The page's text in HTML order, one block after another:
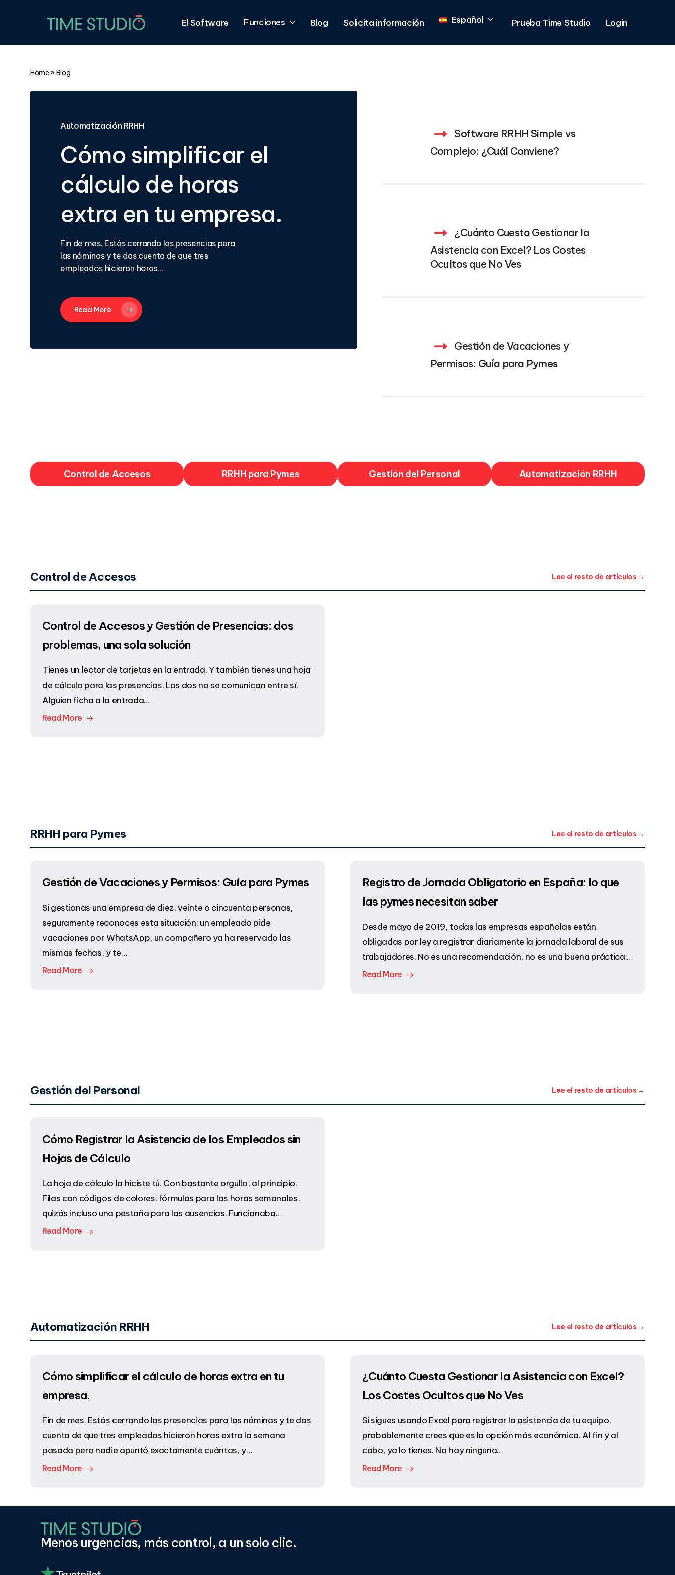
El Software Funciones Blog Solicita información Español Prueba Time Studio Login
Home»Blog
Automatización RRHH
Cómo simplificar el
cálculo de horas
extra en tu empresa.
Fin de mes. Estás cerrando las presencias para
las nóminas y te das cuenta de que tres
empleados hicieron horas…
Read More
Software RRHH Simple vs
Complejo: ¿Cuál Conviene?
¿Cuánto Cuesta Gestionar la
Asistencia con Excel? Los Costes
Ocultos que No Ves
Gestión de Vacaciones y
Permisos: Guía para Pymes
Control de Accesos RRHH para Pymes Gestión del Personal Automatización RRHH
Control de Accesos Lee el resto de artículos →
Control de Accesos y Gestión de Presencias: dos
problemas, una sola solución
Tienes un lector de tarjetas en la entrada. Y también tienes una hoja
de cálculo para las presencias. Los dos no se comunican entre sí.
Alguien ficha a la entrada…
Read More
RRHH para Pymes Lee el resto de artículos →
Gestión de Vacaciones y Permisos: Guía para Pymes
Si gestionas una empresa de diez, veinte o cincuenta personas,
seguramente reconoces esta situación: un empleado pide
vacaciones por WhatsApp, un compañero ya ha reservado las
mismas fechas, y te…
Read More
Registro de Jornada Obligatorio en España: lo que
las pymes necesitan saber
Desde mayo de 2019, todas las empresas españolas están
obligadas por ley a registrar diariamente la jornada laboral de sus
trabajadores. No es una recomendación, no es una buena práctica:…
Read More
Gestión del Personal Lee el resto de artículos →
Cómo Registrar la Asistencia de los Empleados sin
Hojas de Cálculo
La hoja de cálculo la hiciste tú. Con bastante orgullo, al principio.
Filas con códigos de colores, fórmulas para las horas semanales,
quizás incluso una pestaña para las ausencias. Funcionaba…
Read More
Automatización RRHH Lee el resto de artículos →
Cómo simplificar el cálculo de horas extra en tu
empresa.
Fin de mes. Estás cerrando las presencias para las nóminas y te das
cuenta de que tres empleados hicieron horas extra la semana
pasada pero nadie apuntó exactamente cuántas, y…
Read More
¿Cuánto Cuesta Gestionar la Asistencia con Excel?
Los Costes Ocultos que No Ves
Si sigues usando Excel para registrar la asistencia de tu equipo,
probablemente crees que es la opción más económica. Al fin y al
cabo, ya lo tienes. No hay ninguna…
Read More
Menos urgencias, más control, a un solo clic.